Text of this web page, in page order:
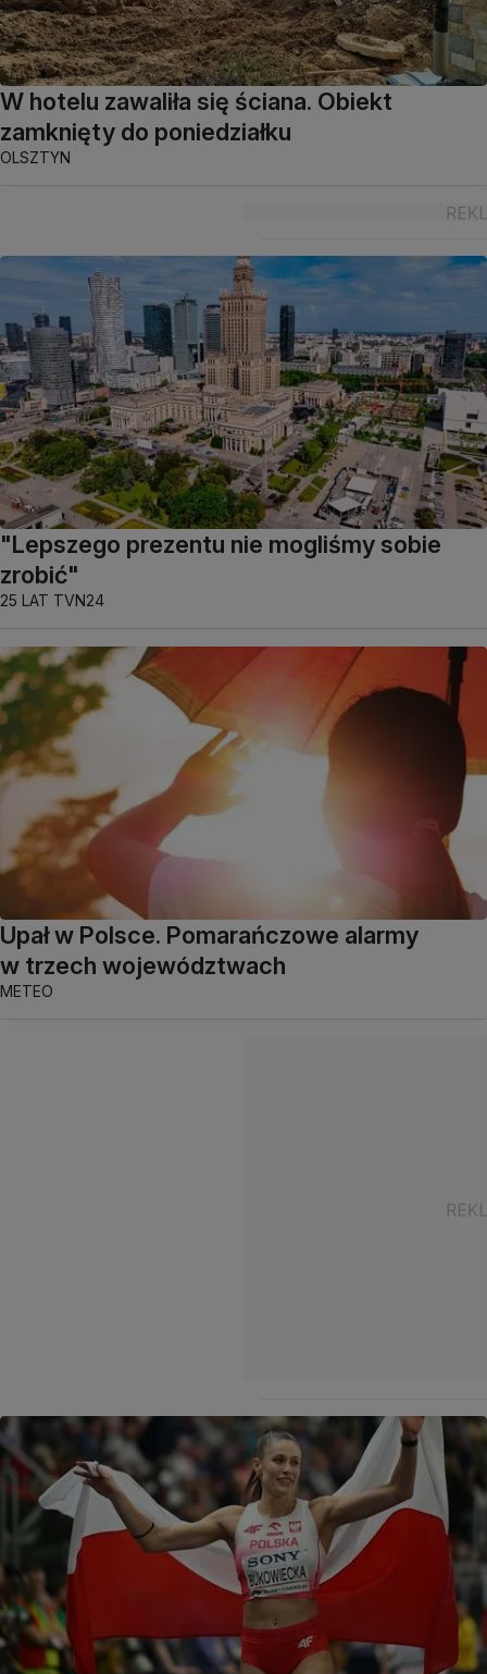
W hotelu zawaliła się ściana. Obiekt
zamknięty do poniedziałku
OLSZTYN
"Lepszego prezentu nie mogliśmy sobie
zrobić"
25 LAT TVN24
Upał w Polsce. Pomarańczowe alarmy
w trzech województwach
METEO